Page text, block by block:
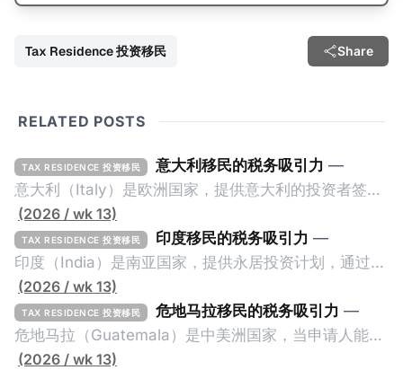
Tax Residence 投资移民 Share
RELATED POSTS
TAX RESIDENCE 投资移民 意大利移民的税务吸引力 —
意大利（Italy）是欧洲国家，提供意大利的投资者签证
计划。申请人必须满足至少以下一项标准才能获得两年
投资者签证： * 投资200万欧元意大利政府债券； * 投
资50万欧元意大利股票； * 投资25万欧元于创新初创
企业；或 * 向意大利公共利益项目捐赠100万欧元。 当
投资者在居留许可证有效期的两年内保持投资，则可以
在居留证到期日前至少60天申请续签3年。当投资者经
过五年的实际居留（每年在意大利停留270天），申请
(2026 / wk 13)
TAX RESIDENCE 投资移民 印度移民的税务吸引力 —
印度（India）是南亚国家，提供永居投资计划，通过满
足特定的标准获得居留权。印度的永居投资计划要求申
请人透过外国直接投资（FDI）途径投资印度： * 申请
人必须在18个月内投资至少1亿卢比（约合773万人民
币）或36个月内投资至少2.5亿卢比（约合1933万人民
(2026 / wk 13)
TAX RESIDENCE 投资移民 危地马拉移民的税务吸引力 —
危地马拉（Guatemala）是中美洲国家，当申请人能够
证明被动收入或养老金收入，那么可以申请永久居留计
(2026 / wk 13)